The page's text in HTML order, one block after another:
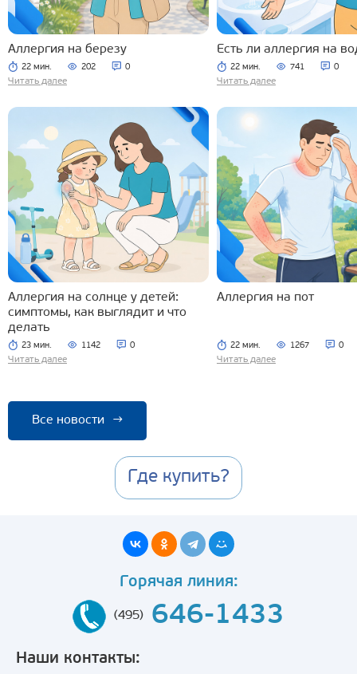
Аллергия на березу
22 мин. 202 0
Читать далее
Есть ли аллергия на
22 мин. 741 0
Читать далее
Аллергия на солнце у детей:
симптомы, как выглядит и что
делать
23 мин. 1142 0
Читать далее
Аллергия на пот
22 мин. 1267 0
Читать далее
Все новости →
Где купить?
Горячая линия:
(495) 646-1433
Наши контакты: